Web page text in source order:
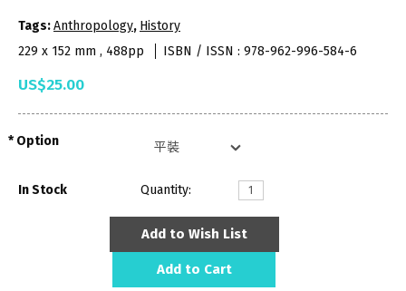
Tags:Anthropology, History
229 x 152 mm , 488pp
ISBN / ISSN : 978-962-996-584-6
US$25.00
Option
In Stock Quantity:
Add to Wish List
Add to Cart